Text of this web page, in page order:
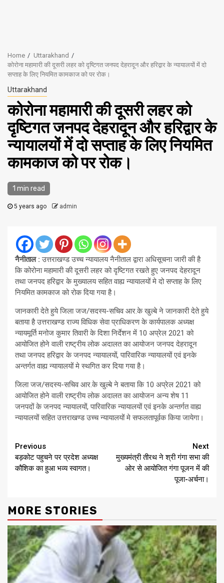
Home
Uttarakhand
कोरोना महामारी की दूसरी लहर को दृष्टिगत जनपद देहरादून और हरिद्वार के न्यायालयों में दो
सप्ताह के लिए नियमित कामकाज को पर रोक।
Uttarakhand
कोरोना महामारी की दूसरी लहर को
दृष्टिगत जनपद देहरादून और हरिद्वार के
न्यायालयों में दो सप्ताह के लिए नियमित
कामकाज को पर रोक।
1 min read
5 years ago admin
नैनीताल : उत्तराखण्ड उच्च न्यायालय नैनीताल द्वारा अधिसूचना जारी की है
कि कोरोना महामारी की दूसरी लहर को दृष्टिगत रखते हुए जनपद देहरादून
तथा जनपद हरिद्वार के मुख्यालय सहित वाह्य न्यायालयों मे दो सप्ताह के लिए
नियमित कामकाज को रोक दिया गया है।
जानकारी देते हुये जिला जज/सदस्य-सचिव आर.के खुल्बे ने जानकारी देते हुये
बताया है उत्तराखण्ड राज्य विधिक सेवा प्राधिकरण के कार्यपालक अध्यक्ष
न्यायमूर्ति मनोज कुमार तिवारी के दिशा निर्देशन में 10 अप्रेल 2021 को
आयोजित होने वाली राष्ट्रीय लोक अदालत का आयोजन जनपद देहरादून
तथा जनपद हरिद्वार के जनपद न्यायालयों, पारिवारिक न्यायालयों एवं इनके
अन्तर्गत वाह्य न्यायालयों मे स्थगित कर दिया गया है।
जिला जज/सदस्य-सचिव आर.के खुल्बे ने बताया कि 10 अप्रेल 2021 को
आयोजित होने वाली राष्ट्रीय लोक अदालत का आयोजन अन्य शेष 11
जनपदों के जनपद न्यायालयों, पारिवारिक न्यायालयों एवं इनके अन्तर्गत वाह्य
न्यायालयों सहित उत्तराखण्ड उच्च न्यायालयों मे सफलतापूर्वक किया जायेगा।
Continue
Reading
Previous
बड़कोट पहुचने पर प्रदेश अध्यक्ष
कौशिक का हुआ भव्य स्वागत।
Next
मुख्यमंत्री तीरथ ने श्री गंगा सभा की
ओर से आयोजित गंगा पूजन में की
पूजा-अर्चना।
MORE STORIES